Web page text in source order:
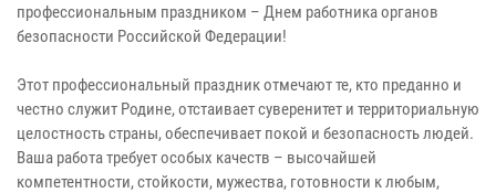
профессиональным праздником – Днем работника органов
безопасности Российской Федерации!
Этот профессиональный праздник отмечают те, кто преданно и
честно служит Родине, отстаивает суверенитет и территориальную
целостность страны, обеспечивает покой и безопасность людей.
Ваша работа требует особых качеств – высочайшей
компетентности, стойкости, мужества, готовности к любым,